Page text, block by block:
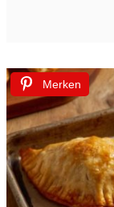
Merken